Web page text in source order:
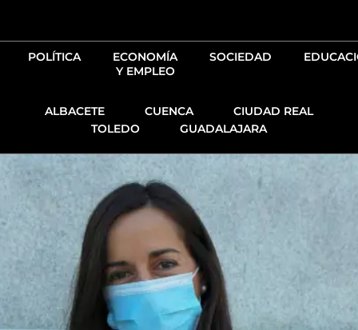
contenido
POLÍTICA
ECONOMÍA
Y EMPLEO
SOCIEDAD
ALBACETE CUENCA
CIUDAD REAL
TOLEDO
GUADALAJARA